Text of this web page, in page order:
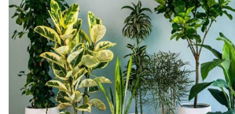
12811
شپشک آرد آلود
5 سال قبل